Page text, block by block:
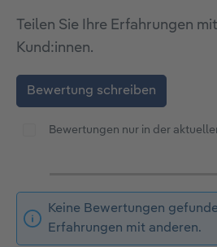
Teilen Sie Ihre Erfahrungen
Kund:innen.
Bewertung schreiben
Bewertungen nur in der
Keine Bewertungen
Erfahrungen mit anderen.